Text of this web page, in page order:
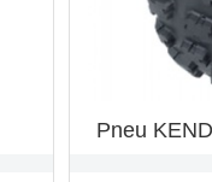
Pneu